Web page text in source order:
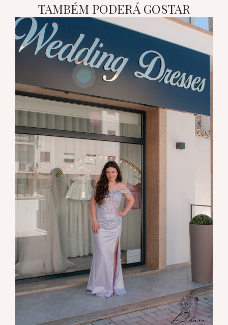
TAMBÉM PODERÁ GOSTAR